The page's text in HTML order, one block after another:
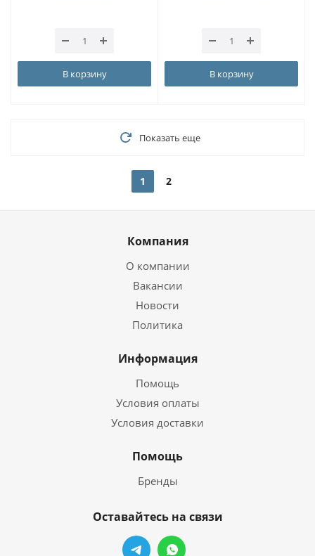
В корзину В корзину
Показать еще
1 2
Компания
О компании
Вакансии
Новости
Политика
Информация
Помощь
Условия оплаты
Условия доставки
Помощь
Бренды
Оставайтесь на связи